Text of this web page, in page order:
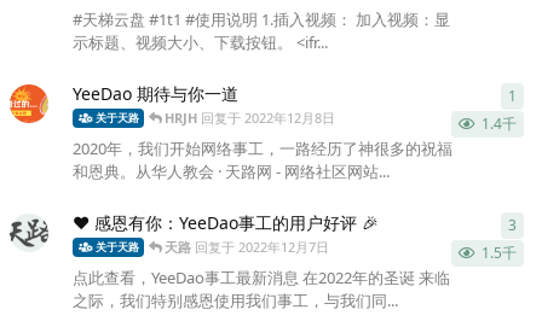
#天梯云盘 #1t1 #使用说明 1.插入视频： 加入视频：显
示标题、视频大小、下载按钮。 <ifr...
YeeDao 期待与你一道
关于天路 HRJH 回复于 2022年12月8日 1.4千
2020年，我们开始网络事工，一路经历了神很多的祝福
和恩典。从华人教会 · 天路网 - 网络社区网站...
1
❤ 感恩有你：YeeDao事工的用户好评 🎉
关于天路 天路 回复于 2022年12月7日 1.5千
点此查看，YeeDao事工最新消息 在2022年的圣诞 来临
之际，我们特别感恩使用我们事工，与我们同...
3